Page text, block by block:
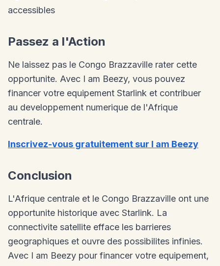
accessibles
Passez a l'Action
Ne laissez pas le Congo Brazzaville rater cette
opportunite. Avec I am Beezy, vous pouvez
financer votre equipement Starlink et contribuer
au developpement numerique de l'Afrique
centrale.
Inscrivez-vous gratuitement sur I am Beezy
Conclusion
L'Afrique centrale et le Congo Brazzaville ont une
opportunite historique avec Starlink. La
connectivite satellite efface les barrieres
geographiques et ouvre des possibilites infinies.
Avec I am Beezy pour financer votre equipement,